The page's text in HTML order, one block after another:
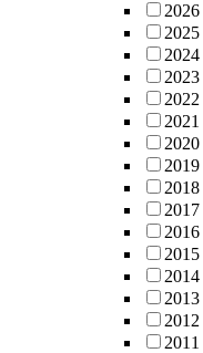
2026
2025
2024
2023
2022
2021
2020
2019
2018
2017
2016
2015
2014
2013
2012
2011